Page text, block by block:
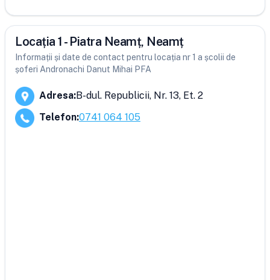
Locația 1 - Piatra Neamț, Neamț
Informații și date de contact pentru locația nr 1 a școlii de
șoferi Andronachi Danut Mihai PFA
Adresa:B-dul. Republicii, Nr. 13, Et. 2
Telefon:0741 064 105